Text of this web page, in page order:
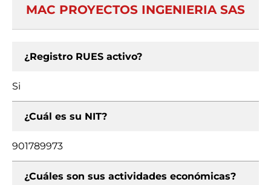
MAC PROYECTOS INGENIERIA SAS
¿Registro RUES activo?
Si
¿Cuál es su NIT?
901789973
¿Cuáles son sus actividades económicas?